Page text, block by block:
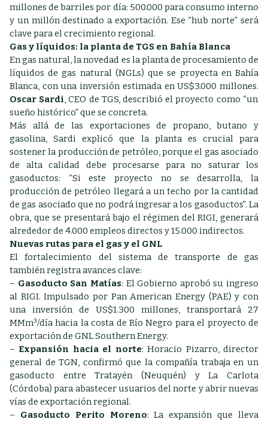
millones de barriles por día: 500.000 para consumo interno
y un millón destinado a exportación. Ese “hub norte” será
clave para el crecimiento regional.
Gas y líquidos: la planta de TGS en Bahía Blanca
En gas natural, la novedad es la planta de procesamiento de
líquidos de gas natural (NGLs) que se proyecta en Bahía
Blanca, con una inversión estimada en US$3.000 millones.
Oscar Sardi, CEO de TGS, describió el proyecto como “un
sueño histórico” que se concreta.
Más allá de las exportaciones de propano, butano y
gasolina, Sardi explicó que la planta es crucial para
sostener la producción de petróleo, porque el gas asociado
de alta calidad debe procesarse para no saturar los
gasoductos: “Si este proyecto no se desarrolla, la
producción de petróleo llegará a un techo por la cantidad
de gas asociado que no podrá ingresar a los gasoductos”. La
obra, que se presentará bajo el régimen del RIGI, generará
alrededor de 4.000 empleos directos y 15.000 indirectos.
Nuevas rutas para el gas y el GNL
El fortalecimiento del sistema de transporte de gas
también registra avances clave:
– Gasoducto San Matías: El Gobierno aprobó su ingreso
al RIGI. Impulsado por Pan American Energy (PAE) y con
una inversión de US$1.300 millones, transportará 27
MMm³/día hacia la costa de Río Negro para el proyecto de
exportación de GNL Southern Energy.
– Expansión hacia el norte: Horacio Pizarro, director
general de TGN, confirmó que la compañía trabaja en un
gasoducto entre Tratayén (Neuquén) y La Carlota
(Córdoba) para abastecer usuarios del norte y abrir nuevas
vías de exportación regional.
– Gasoducto Perito Moreno: La expansión que lleva